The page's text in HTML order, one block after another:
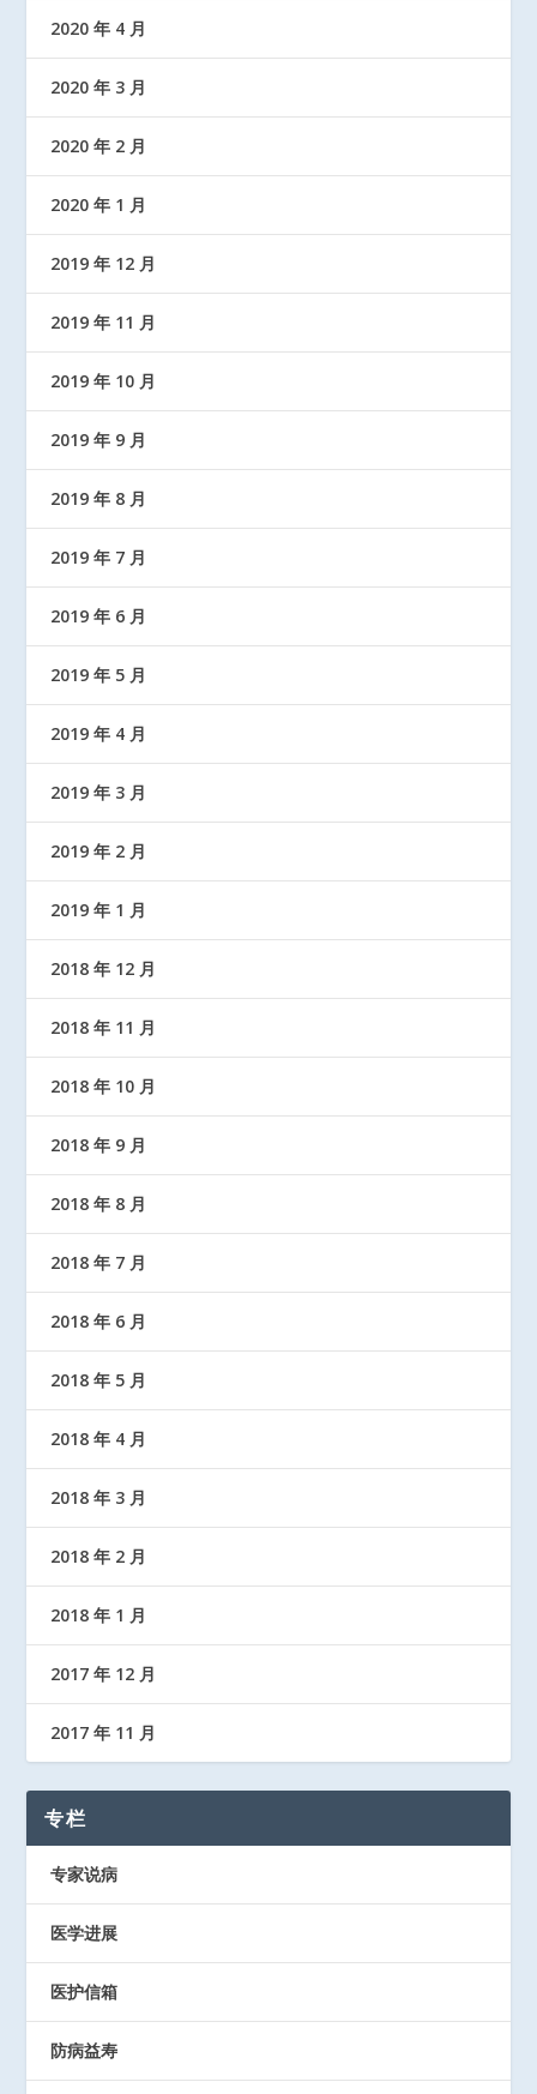
2020 年 4 月
2020 年 3 月
2020 年 2 月
2020 年 1 月
2019 年 12 月
2019 年 11 月
2019 年 10 月
2019 年 9 月
2019 年 8 月
2019 年 7 月
2019 年 6 月
2019 年 5 月
2019 年 4 月
2019 年 3 月
2019 年 2 月
2019 年 1 月
2018 年 12 月
2018 年 11 月
2018 年 10 月
2018 年 9 月
2018 年 8 月
2018 年 7 月
2018 年 6 月
2018 年 5 月
2018 年 4 月
2018 年 3 月
2018 年 2 月
2018 年 1 月
2017 年 12 月
2017 年 11 月
专栏
专家说病
医学进展
医护信箱
防病益寿